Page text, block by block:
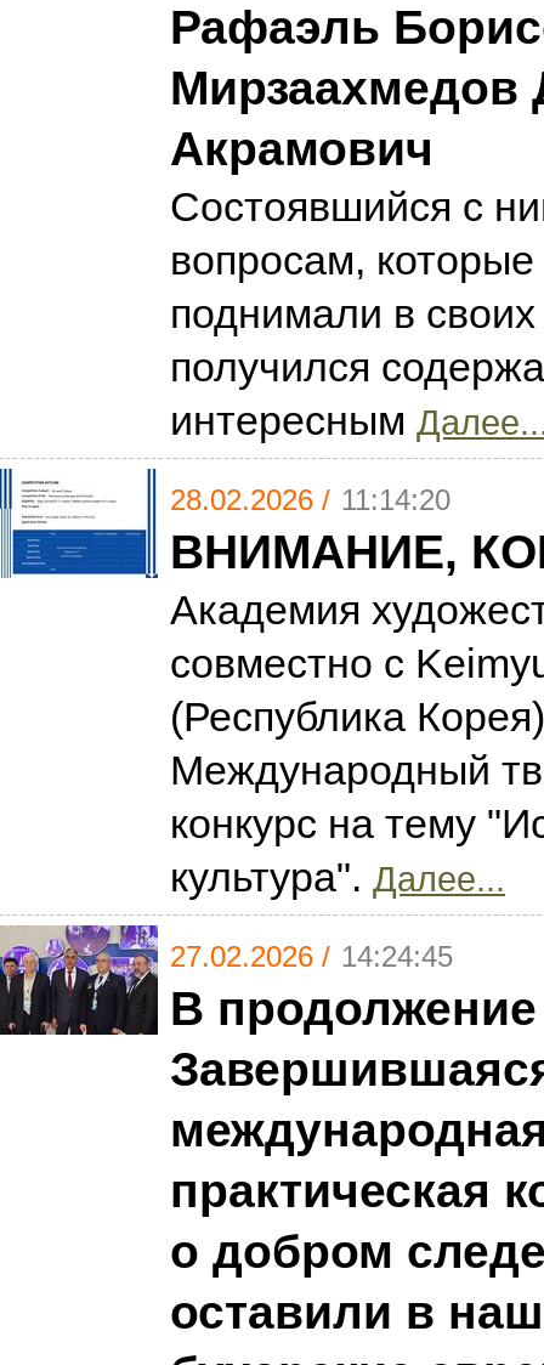
Рафаэль
Мирзаахмедов
Акрамович
Состоявшийся с
вопросам,
поднимали в
получился
интересным
28.02.2026 / 11:14:20
ВНИМАНИЕ,
Академия
совместно с
(Республика
Международный
конкурс на тему
культура". Далее...
27.02.2026 / 14:24:45
В
практическая
о добром
оставили в